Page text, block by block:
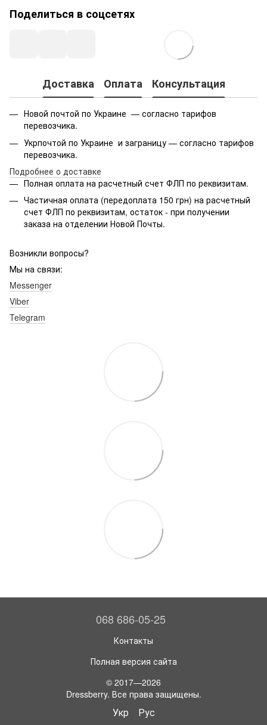
Поделиться в соцсетях
Доставка Оплата Консультация
Новой почтой по Украине — согласно тарифов
перевозчика.
Укрпочтой по Украине и заграницу — согласно тарифов
перевозчика.
Подробнее о доставке
Полная оплата на расчетный счет ФЛП по реквизитам.
Частичная оплата (передоплата 150 грн) на расчетный
счет ФЛП по реквизитам, остаток - при получении
заказа на отделении Новой Почты.
Возникли вопросы?
Мы на связи:
Messenger
Viber
Telegram
068 686-05-25
Контакты
Полная версия сайта
© 2017—2026
Dressberry. Все права защищены.
Укр Рус